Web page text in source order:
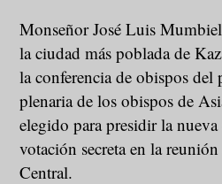
Monseñor José Luis
la ciudad más poblada de
la conferencia de obispos del
plenaria de los obispos de
elegido para presidir la
votación secreta en la
Central.